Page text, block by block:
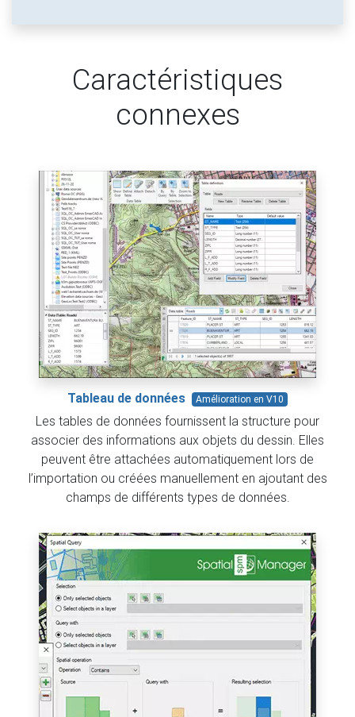
Caractéristiques
connexes
Tableau de données Amélioration en V10
Les tables de données fournissent la structure pour
associer des informations aux objets du dessin. Elles
peuvent être attachées automatiquement lors de
l’importation ou créées manuellement en ajoutant des
champs de différents types de données.